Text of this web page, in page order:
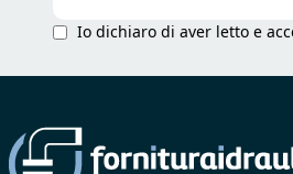
Newsletter:
Io dichiaro di aver letto e